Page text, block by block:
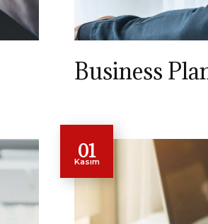
Business
01
Kasım